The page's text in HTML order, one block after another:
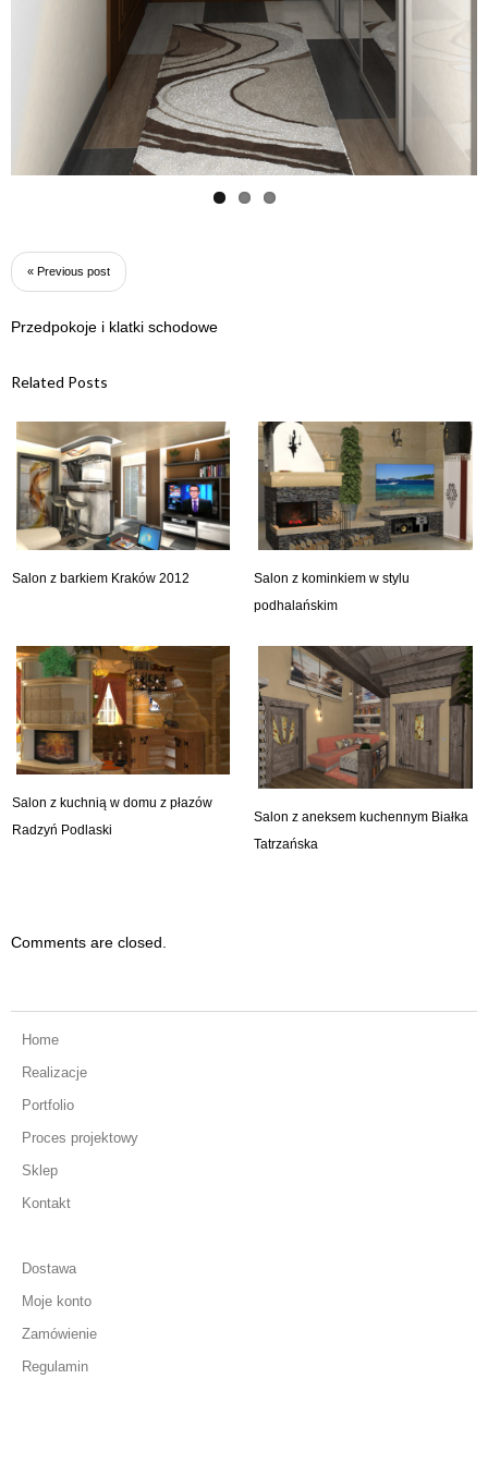
« Previous post
Przedpokoje i klatki schodowe
Related Posts
Salon z barkiem Kraków 2012
Salon z kominkiem w stylu
podhalańskim
Salon z kuchnią w domu z płazów
Radzyń Podlaski
Salon z aneksem kuchennym Białka
Tatrzańska
Comments are closed.
Home
Realizacje
Portfolio
Proces projektowy
Sklep
Kontakt
Dostawa
Moje konto
Zamówienie
Regulamin